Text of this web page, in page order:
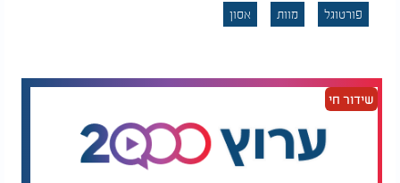
פורטוגל מוות אסון
שידור חי